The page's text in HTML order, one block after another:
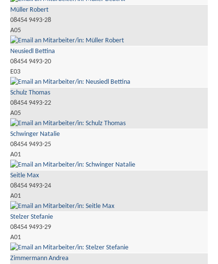
Müller Robert
08454 9493-28
A05
Neusiedl Bettina
08454 9493-20
E03
Schulz Thomas
08454 9493-22
A05
Schwinger Natalie
08454 9493-25
A01
Seitle Max
08454 9493-24
A01
Stelzer Stefanie
08454 9493-29
A01
Zimmermann Andrea